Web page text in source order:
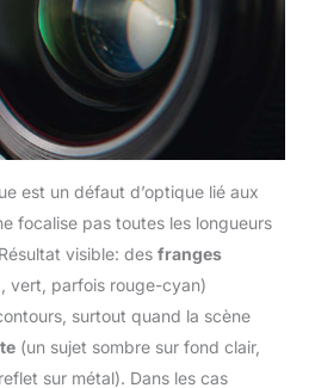
est un défaut d’optique lié aux
focalise pas toutes les longueurs
visible: des franges
vert, parfois rouge-cyan)
surtout quand la scène
(un sujet sombre sur fond clair,
sur métal). Dans les cas